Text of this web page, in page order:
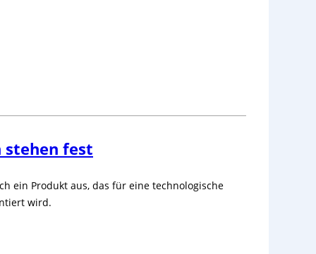
stehen fest
ein Produkt aus, das für eine technologische
wird.